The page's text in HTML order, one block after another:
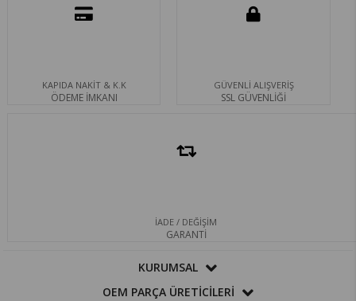
KAPIDA NAKİT & K.K
ÖDEME İMKANI
GÜVENLİ ALIŞVERİŞ
SSL GÜVENLİĞİ
İADE / DEĞİŞİM
GARANTİ
KURUMSAL
OEM PARÇA ÜRETİCİLERİ